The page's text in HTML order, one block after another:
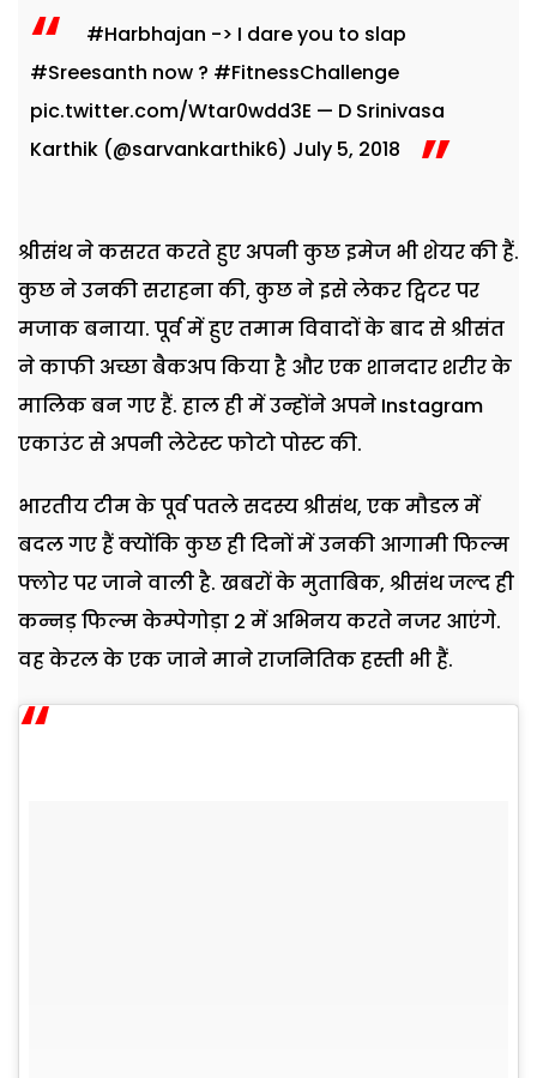
#Harbhajan -> I dare you to slap
#Sreesanth now ? #FitnessChallenge
pic.twitter.com/Wtar0wdd3E — D Srinivasa
Karthik (@sarvankarthik6) July 5, 2018
श्रीसंथ ने कसरत करते हुए अपनी कुछ इमेज भी शेयर की हैं.
कुछ ने उनकी सराहना की, कुछ ने इसे लेकर ट्विटर पर
मजाक बनाया. पूर्व में हुए तमाम विवादों के बाद से श्रीसंत
ने काफी अच्छा बैकअप किया है और एक शानदार शरीर के
मालिक बन गए हैं. हाल ही में उन्होंने अपने Instagram
एकाउंट से अपनी लेटेस्ट फोटो पोस्ट की.
भारतीय टीम के पूर्व पतले सदस्य श्रीसंथ, एक मौडल में
बदल गए हैं क्योंकि कुछ ही दिनों में उनकी आगामी फिल्म
फ्लोर पर जाने वाली है. खबरों के मुताबिक, श्रीसंथ जल्द ही
कन्नड़ फिल्म केम्पेगोड़ा 2 में अभिनय करते नजर आएंगे.
वह केरल के एक जाने माने राजनितिक हस्ती भी हैं.